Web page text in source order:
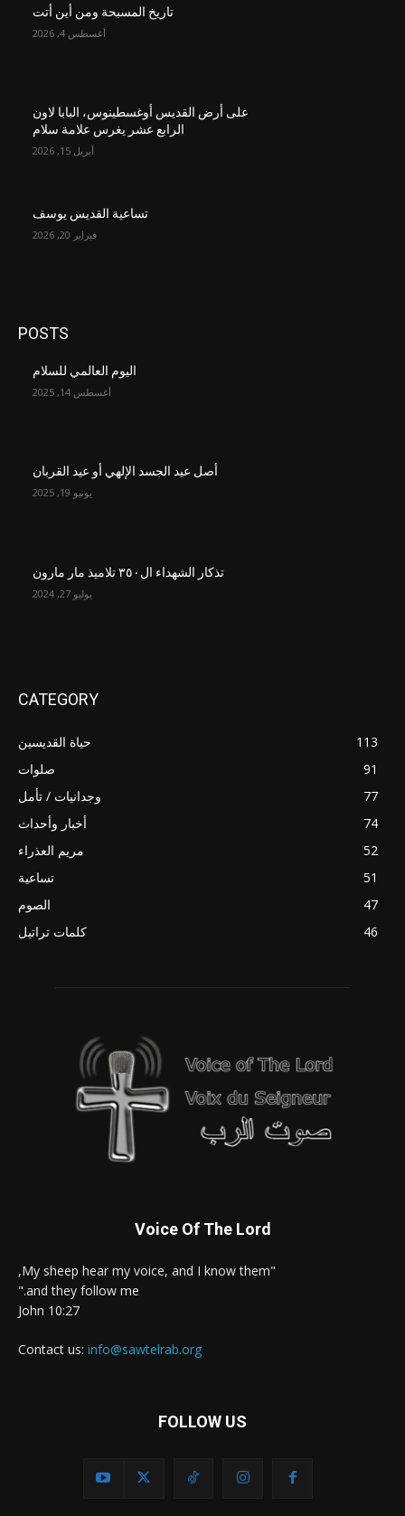
تاريخ المسبحة ومن أين أتت
أغسطس 4, 2026
على أرض القديس أوغسطينوس، البابا لاون
الرابع عشر يغرس علامة سلام
أبريل 15, 2026
تساعية القديس يوسف
فبراير 20, 2026
POSTS
اليوم العالمي للسلام
أغسطس 14, 2025
أصل عيد الجسد الإلهي أو عيد القربان
يونيو 19, 2025
تذكار الشهداء ال٣٥٠ تلاميذ مار مارون
يوليو 27, 2024
CATEGORY
حياة القديسين
113
صلوات
91
وجدانيات / تأمل
77
أخبار وأحداث
74
مريم العذراء
52
تساعية
51
الصوم
47
كلمات تراتيل
46
Voice Of The Lord
"My sheep hear my voice, and I know them,
and they follow me."
John 10:27
Contact us: info@sawtelrab.org
FOLLOW US